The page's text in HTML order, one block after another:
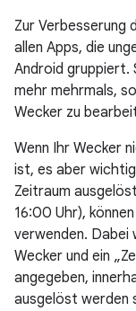
Zur Verbesserung
allen Apps, die
Android gruppiert.
mehr mehrmals,
Wecker zu
Wenn Ihr Wecker
ist, es aber
Zeitraum
16:00 Uhr),
verwenden. Dabei
Wecker und ein
angegeben,
ausgelöst werden